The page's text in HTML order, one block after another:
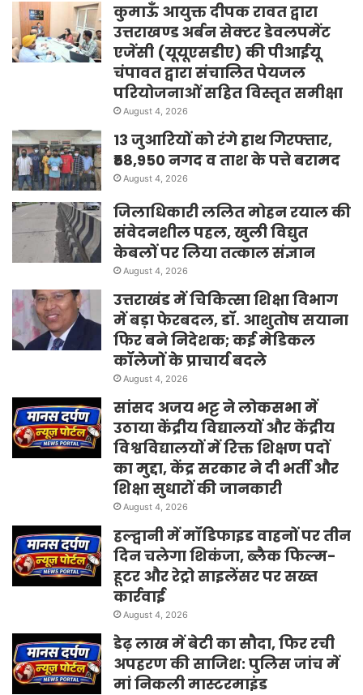
कुमाऊँ आयुक्त दीपक रावत द्वारा
उत्तराखण्ड अर्बन सेक्टर डेवलपमेंट
एजेंसी (यूयूएसडीए) की पीआईयू
चंपावत द्वारा संचालित पेयजल
परियोजनाओं सहित विस्तृत समीक्षा
August 4, 2026
13 जुआरियों को रंगे हाथ गिरफ्तार,
₹58,950 नगद व ताश के पत्ते बरामद
August 4, 2026
जिलाधिकारी ललित मोहन रयाल की
संवेदनशील पहल, खुली विद्युत
केबलों पर लिया तत्काल संज्ञान
August 4, 2026
उत्तराखंड में चिकित्सा शिक्षा विभाग
में बड़ा फेरबदल, डॉ. आशुतोष सयाना
फिर बने निदेशक; कई मेडिकल
कॉलेजों के प्राचार्य बदले
August 4, 2026
सांसद अजय भट्ट ने लोकसभा में
उठाया केंद्रीय विद्यालयों और केंद्रीय
विश्वविद्यालयों में रिक्त शिक्षण पदों
का मुद्दा, केंद्र सरकार ने दी भर्ती और
शिक्षा सुधारों की जानकारी
August 4, 2026
हल्द्वानी में मॉडिफाइड वाहनों पर तीन
दिन चलेगा शिकंजा, ब्लैक फिल्म-
हूटर और रेट्रो साइलेंसर पर सख्त
कार्रवाई
August 4, 2026
डेढ़ लाख में बेटी का सौदा, फिर रची
अपहरण की साजिश: पुलिस जांच में
मां निकली मास्टरमाइंड